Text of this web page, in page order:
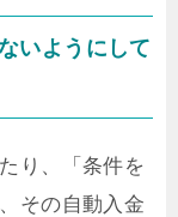
いようにして
り、「条件を
その自動入金